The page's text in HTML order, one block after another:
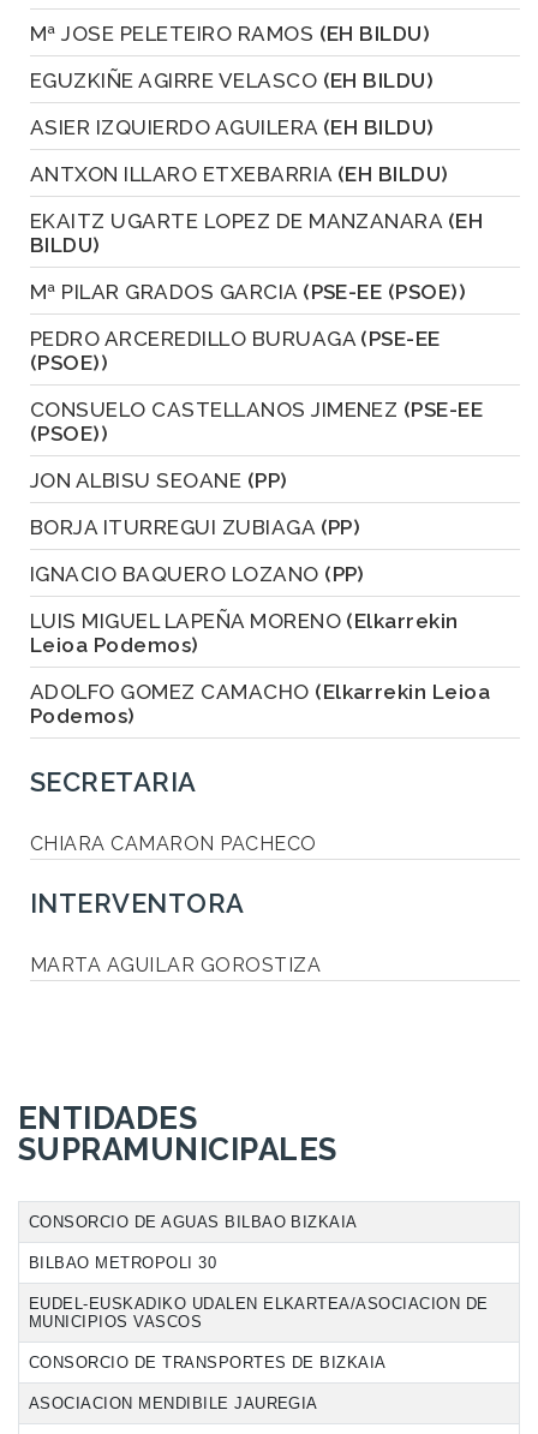
Mª JOSE PELETEIRO RAMOS (EH BILDU)
EGUZKIÑE AGIRRE VELASCO (EH BILDU)
ASIER IZQUIERDO AGUILERA (EH BILDU)
ANTXON ILLARO ETXEBARRIA (EH BILDU)
EKAITZ UGARTE LOPEZ DE MANZANARA (EH
BILDU)
Mª PILAR GRADOS GARCIA (PSE-EE (PSOE))
PEDRO ARCEREDILLO BURUAGA (PSE-EE
(PSOE))
CONSUELO CASTELLANOS JIMENEZ (PSE-EE
(PSOE))
JON ALBISU SEOANE (PP)
BORJA ITURREGUI ZUBIAGA (PP)
IGNACIO BAQUERO LOZANO (PP)
LUIS MIGUEL LAPEÑA MORENO (Elkarrekin
Leioa Podemos)
ADOLFO GOMEZ CAMACHO (Elkarrekin Leioa
Podemos)
SECRETARIA
CHIARA CAMARON PACHECO
INTERVENTORA
MARTA AGUILAR GOROSTIZA
ENTIDADES
SUPRAMUNICIPALES
CONSORCIO DE AGUAS BILBAO BIZKAIA
BILBAO METROPOLI 30
EUDEL-EUSKADIKO UDALEN ELKARTEA/ASOCIACION DE
MUNICIPIOS VASCOS
CONSORCIO DE TRANSPORTES DE BIZKAIA
ASOCIACION MENDIBILE JAUREGIA